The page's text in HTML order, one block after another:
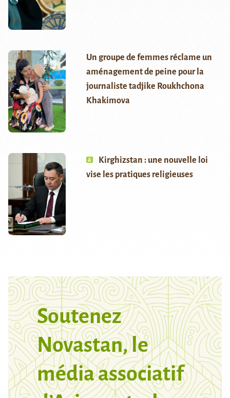
Un groupe de femmes réclame un
aménagement de peine pour la
journaliste tadjike Roukhchona
Khakimova
Kirghizstan : une nouvelle loi
vise les pratiques religieuses
Soutenez
Novastan, le
média associatif